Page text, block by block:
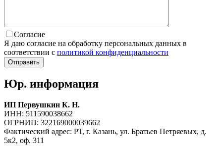
Согласие
Я даю согласие на обработку персональных данных в
соответствии с политикой конфиденциальности
Юр. информация
ИП Первушкин К. Н.
ИНН: 511590038662
ОГРНИП: 322169000039662
Фактический адрес: РТ, г. Казань, ул. Братьев Петряевых, д.
5к2, оф. 311